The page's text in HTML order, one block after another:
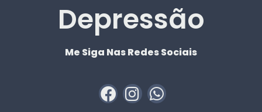
Depressão
Me Siga Nas Redes Sociais